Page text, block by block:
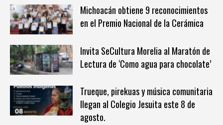
Michoacán obtiene 9 reconocimientos
en el Premio Nacional de la Cerámica
Invita SeCultura Morelia al Maratón de
Lectura de ‘Como agua para chocolate’
Trueque, pirekuas y música comunitaria
llegan al Colegio Jesuita este 8 de
agosto.